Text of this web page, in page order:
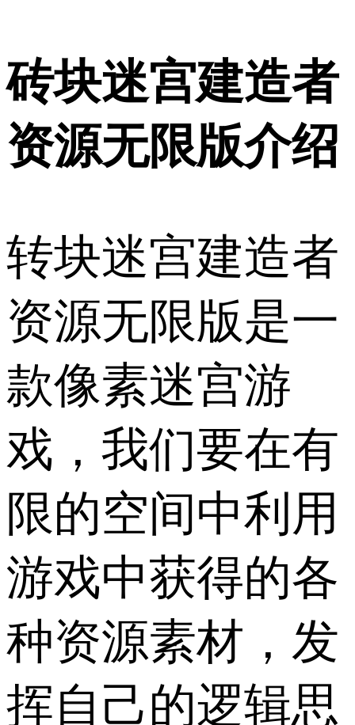
砖块迷宫建造者
资源无限版介绍
转块迷宫建造者
资源无限版是一
款像素迷宫游
戏，我们要在有
限的空间中利用
游戏中获得的各
种资源素材，发
挥自己的逻辑思